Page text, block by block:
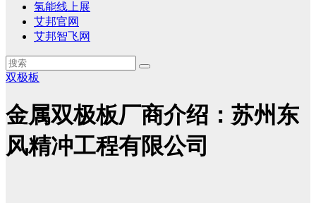
氢能线上展
艾邦官网
艾邦智飞网
双极板
金属双极板厂商介绍：苏州东
风精冲工程有限公司